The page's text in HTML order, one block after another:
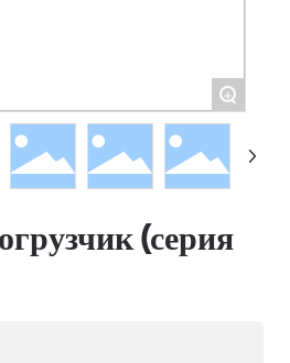
+
(серия